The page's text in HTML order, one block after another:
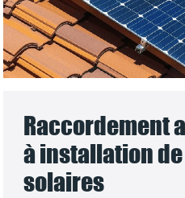
Raccordement
à installation
solaires